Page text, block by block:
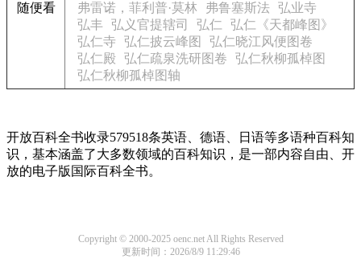
随便看
弗雷诺，菲利普·莫林
弗鲁塞斯法 弘业寺
弘丰 弘义官提辖司 弘仁
弘仁《天都峰图》
弘仁寺
弘仁披云峰图
弘仁晓江风便图卷
弘仁殿 弘仁疏泉洗研图卷
弘仁秋柳孤棹图
弘仁秋柳孤棹图轴
开放百科全书收录579518条英语、德语、日语等多语种百科知
识，基本涵盖了大多数领域的百科知识，是一部内容自由、开
放的电子版国际百科全书。
Copyright © 2000-2025 oenc.net All Rights Reserved
更新时间：2026/8/9 11:29:46